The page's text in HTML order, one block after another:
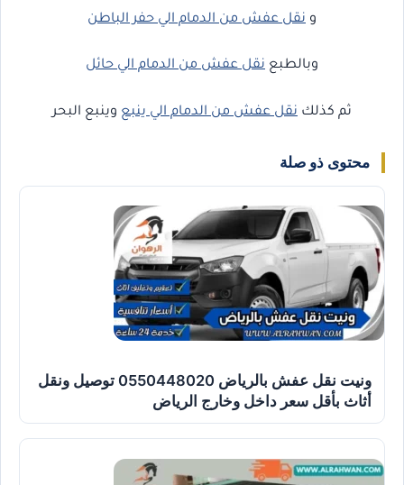
و نقل عفش من الدمام الي حفر الباطن
وبالطبع نقل عفش من الدمام الي حائل
ثم كذلك نقل عفش من الدمام الي ينبع وينبع البحر
محتوى ذو صلة
ونيت نقل عفش بالرياض 0550448020 توصيل ونقل
أثاث بأقل سعر داخل وخارج الرياض